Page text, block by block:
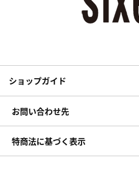
ショップガイド
お問い合わせ先
特商法に基づく表示